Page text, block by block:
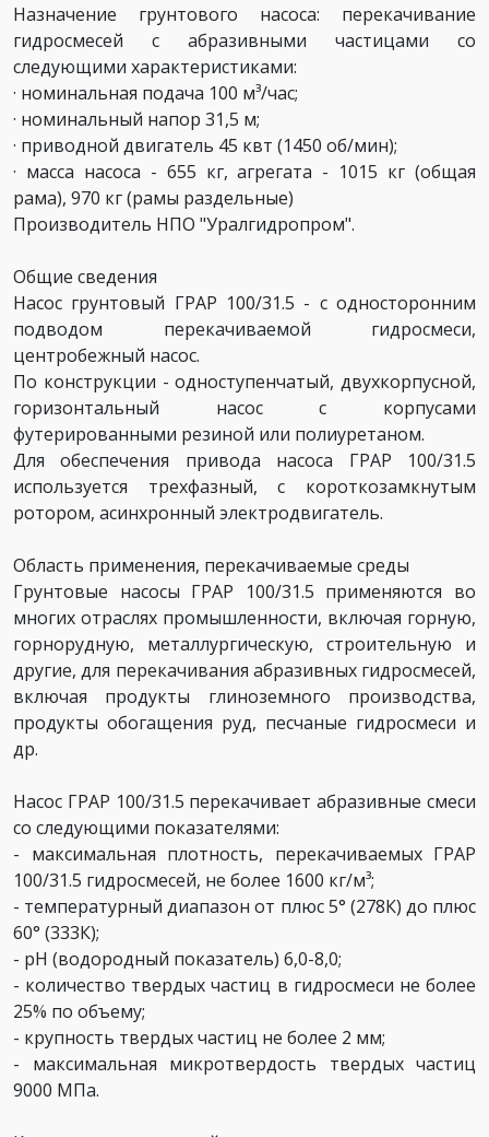
Назначение грунтового насоса: перекачивание
гидросмесей с абразивными частицами со
следующими характеристиками:
· номинальная подача 100 м³/час;
· номинальный напор 31,5 м;
· приводной двигатель 45 квт (1450 об/мин);
· масса насоса - 655 кг, агрегата - 1015 кг (общая
рама), 970 кг (рамы раздельные)
Производитель НПО "Уралгидропром".
Общие сведения
Насос грунтовый ГРАР 100/31.5 - с односторонним
подводом перекачиваемой гидросмеси,
центробежный насос.
По конструкции - одноступенчатый, двухкорпусной,
горизонтальный насос с корпусами
футерированными резиной или полиуретаном.
Для обеспечения привода насоса ГРАР 100/31.5
используется трехфазный, с короткозамкнутым
ротором, асинхронный электродвигатель.
Область применения, перекачиваемые среды
Грунтовые насосы ГРАР 100/31.5 применяются во
многих отраслях промышленности, включая горную,
горнорудную, металлургическую, строительную и
другие, для перекачивания абразивных гидросмесей,
включая продукты глиноземного производства,
продукты обогащения руд, песчаные гидросмеси и
др.
Насос ГРАР 100/31.5 перекачивает абразивные смеси
со следующими показателями:
- максимальная плотность, перекачиваемых ГРАР
100/31.5 гидросмесей, не более 1600 кг/м³;
- температурный диапазон от плюс 5° (278К) до плюс
60° (333К);
- pH (водородный показатель) 6,0-8,0;
- количество твердых частиц в гидросмеси не более
25% по объему;
- крупность твердых частиц не более 2 мм;
- максимальная микротвердость твердых частиц
9000 МПа.